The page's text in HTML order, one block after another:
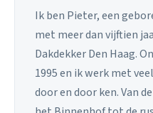
Ik ben Pieter, een
met meer dan vijftien
Dakdekker Den Haag.
1995 en ik werk met
door en door ken. Van